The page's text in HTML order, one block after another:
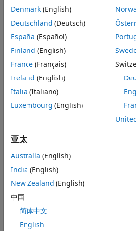
mexcuda 是 MATLAB mex 函数的扩展。
持的编译器子集。有关详细信息，请
示例
mexcuda option1 ... optionN
行构建。option1 ... optionN 参量
建配置。您可以将
中的大多数选
示例
示例
编译简单的 MEX 函数
从 matlabroot
CUDA C++ 示例。
Denmark (English)
Deutschland (Deutsch)
España (Español)
Finland (English)
France (Français)
Ireland (English)
Italia (Italiano)
Luxembourg (English)
亚太
Australia (English)
India (English)
New Zealand (English)
中国
简体中文
English